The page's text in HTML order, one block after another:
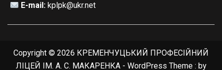
E-mail: kplpk@ukr.net
Copyright © 2026 КРЕМЕНЧУЦЬКИЙ ПРОФЕСІЙНИЙ
ЛІЦЕЙ ІМ. А. С. МАКАРЕНКА - WordPress Theme : by